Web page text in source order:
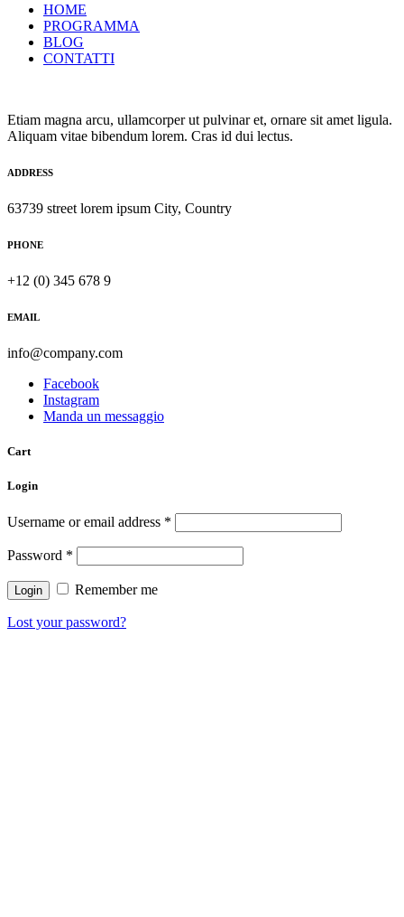
HOME
PROGRAMMA
BLOG
CONTATTI
Etiam magna arcu, ullamcorper ut pulvinar et, ornare sit amet ligula.
Aliquam vitae bibendum lorem. Cras id dui lectus.
ADDRESS
63739 street lorem ipsum City, Country
PHONE
+12 (0) 345 678 9
EMAIL
info@company.com
Facebook
Instagram
Manda un messaggio
Cart
Login
Username or email address *
Password *
Remember me
Lost your password?